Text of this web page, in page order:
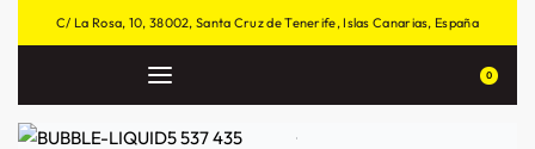
C/ La Rosa, 10, 38002, Santa Cruz de Tenerife, Islas Canarias, España
0